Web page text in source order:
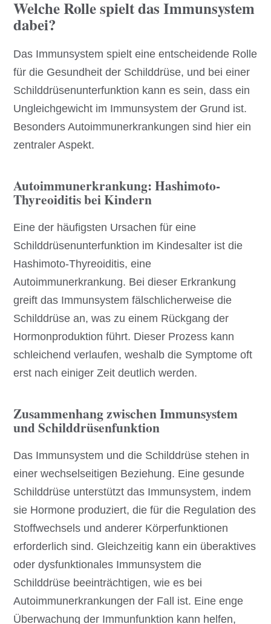
Welche Rolle spielt das Immunsystem
dabei?
Das Immunsystem spielt eine entscheidende Rolle
für die Gesundheit der Schilddrüse, und bei einer
Schilddrüsenunterfunktion kann es sein, dass ein
Ungleichgewicht im Immunsystem der Grund ist.
Besonders Autoimmunerkrankungen sind hier ein
zentraler Aspekt.
Autoimmunerkrankung: Hashimoto-
Thyreoiditis bei Kindern
Eine der häufigsten Ursachen für eine
Schilddrüsenunterfunktion im Kindesalter ist die
Hashimoto-Thyreoiditis, eine
Autoimmunerkrankung. Bei dieser Erkrankung
greift das Immunsystem fälschlicherweise die
Schilddrüse an, was zu einem Rückgang der
Hormonproduktion führt. Dieser Prozess kann
schleichend verlaufen, weshalb die Symptome oft
erst nach einiger Zeit deutlich werden.
Zusammenhang zwischen Immunsystem
und Schilddrüsenfunktion
Das Immunsystem und die Schilddrüse stehen in
einer wechselseitigen Beziehung. Eine gesunde
Schilddrüse unterstützt das Immunsystem, indem
sie Hormone produziert, die für die Regulation des
Stoffwechsels und anderer Körperfunktionen
erforderlich sind. Gleichzeitig kann ein überaktives
oder dysfunktionales Immunsystem die
Schilddrüse beeinträchtigen, wie es bei
Autoimmunerkrankungen der Fall ist. Eine enge
Überwachung der Immunfunktion kann helfen,